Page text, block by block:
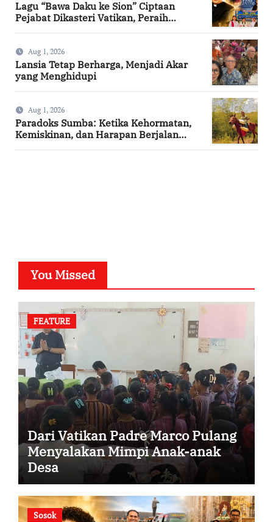
Lagu “Bawa Daku ke Sion” Ciptaan
Pejabat Dikasteri Vatikan, Peraih
Aug 1, 2026
Lansia Tetap Berharga, Menjadi Akar
yang Menghidupi
Aug 1, 2026
Paradoks Sumba: Ketika Kehormatan,
Kemiskinan, dan Harapan Berjalan
You Missed
FEATURE
Dari Vatikan Padre Marco Pulang
Menyalakan Mimpi Anak-anak
Desa
Sosok